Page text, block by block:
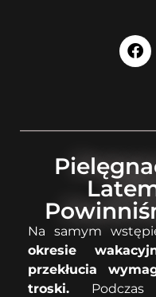
Na samym
okresie
przekłucia
troski. Podczas